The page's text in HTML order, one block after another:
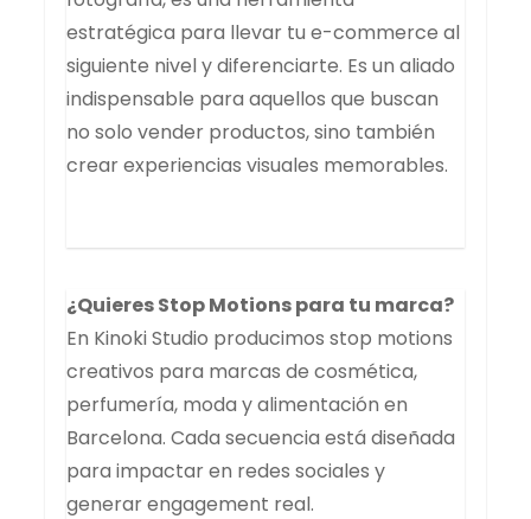
estratégica para llevar tu e-commerce al
siguiente nivel y diferenciarte. Es un aliado
indispensable para aquellos que buscan
no solo vender productos, sino también
crear experiencias visuales memorables.
¿Quieres Stop Motions para tu marca?
En Kinoki Studio producimos stop motions
creativos para marcas de cosmética,
perfumería, moda y alimentación en
Barcelona. Cada secuencia está diseñada
para impactar en redes sociales y
generar engagement real.